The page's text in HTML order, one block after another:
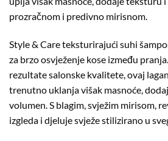
prozračnom i predivno mirisnom.
Style & Care teksturirajući suhi
za brzo osvježenje kose između
rezultate salonske kvalitete, ovaj
trenutno uklanja višak masnoće,
volumen. S blagim, svježim mirisom,
izgleda i djeluje svježe stilizirano u